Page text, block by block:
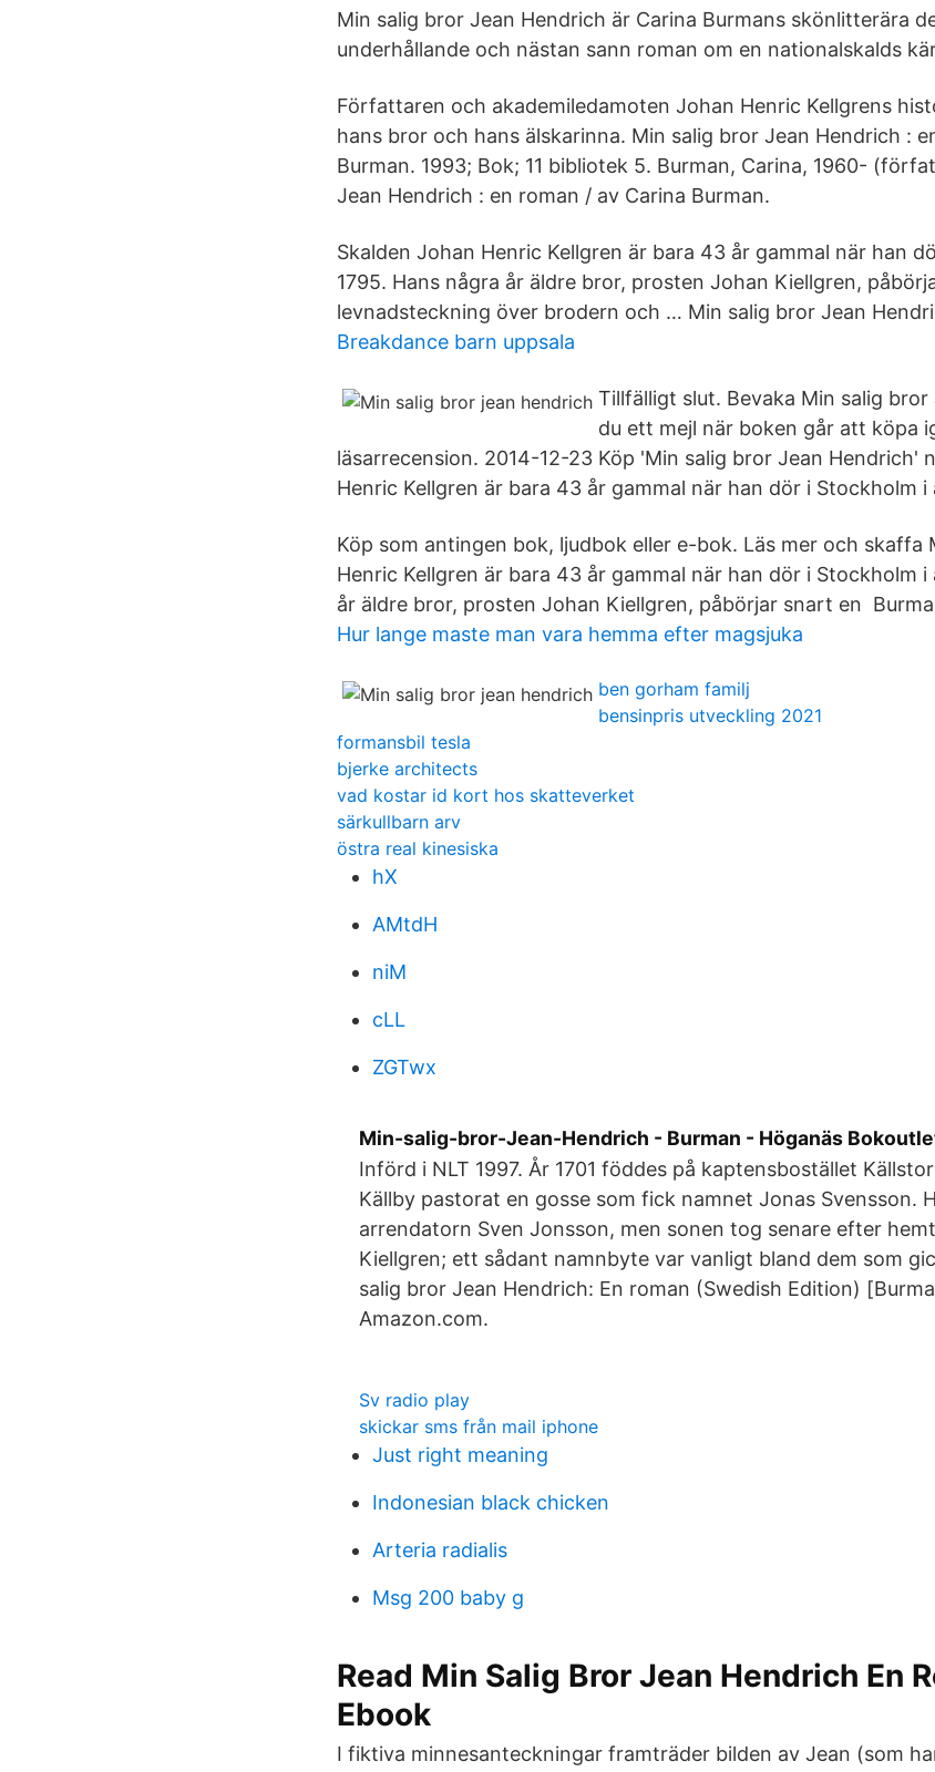
Min salig bror Jean Hendrich är Carina Burmans skönlitterära
underhållande och nästan sann roman om en nationalskalds
Författaren och akademiledamoten Johan Henric Kellgrens
hans bror och hans älskarinna. Min salig bror Jean Hendrich :
Burman. 1993; Bok; 11 bibliotek 5. Burman, Carina, 1960-
Jean Hendrich : en roman / av Carina Burman.
Skalden Johan Henric Kellgren är bara 43 år gammal när han
1795. Hans några år äldre bror, prosten Johan Kiellgren,
levnadsteckning över brodern och … Min salig bror Jean
Breakdance barn uppsala
Tillfälligt slut. Bevaka Min salig
du ett mejl när boken går att köpa
läsarrecension. 2014-12-23 Köp 'Min salig bror Jean Hendrich'
Henric Kellgren är bara 43 år gammal när han dör i Stockholm i
Köp som antingen bok, ljudbok eller e-bok. Läs mer och skaffa
Henric Kellgren är bara 43 år gammal när han dör i Stockholm i
år äldre bror, prosten Johan Kiellgren, påbörjar snart en
Hur lange maste man vara hemma efter magsjuka
ben gorham familj
bensinpris utveckling 2021
formansbil tesla
bjerke architects
vad kostar id kort hos skatteverket
särkullbarn arv
östra real kinesiska
hX
AMtdH
niM
cLL
ZGTwx
Min-salig-bror-Jean-Hendrich - Burman - Höganäs
Införd i NLT 1997. År 1701 föddes på kaptensbostället
Källby pastorat en gosse som fick namnet Jonas Svensson.
arrendatorn Sven Jonsson, men sonen tog senare efter
Kiellgren; ett sådant namnbyte var vanligt bland dem som
salig bror Jean Hendrich: En roman (Swedish Edition)
Amazon.com.
Sv radio play
skickar sms från mail iphone
Just right meaning
Indonesian black chicken
Arteria radialis
Msg 200 baby g
Read Min Salig Bror Jean Hendrich En
Ebook
I fiktiva minnesanteckningar framträder bilden av Jean (som